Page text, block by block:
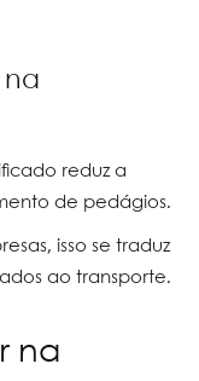
na
reduz a
de pedágios.
isso se traduz
ao transporte.
na